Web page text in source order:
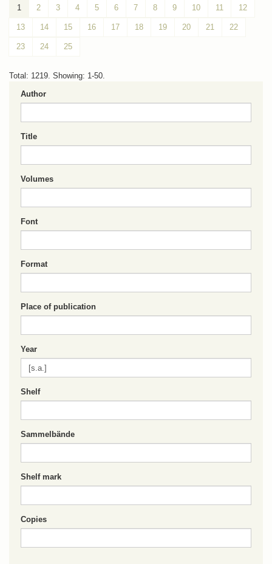
1 2 3 4 5 6 7 8 9 10 11 12
13 14 15 16 17 18 19 20 21 22
23 24 25
Total: 1219. Showing: 1-50.
Author
Title
Volumes
Font
Format
Place of publication
Year
Shelf
Sammelbände
Shelf mark
Copies